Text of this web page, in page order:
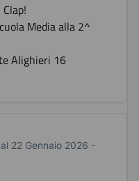
Media alla 2^
Alighieri 16
22 Gennaio 2026 -